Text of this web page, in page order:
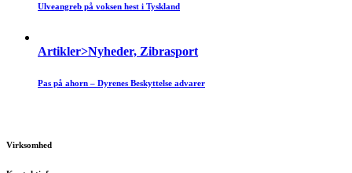
Ulveangreb på voksen hest i Tyskland
Artikler>Nyheder, Zibrasport
Pas på ahorn – Dyrenes Beskyttelse advarer
Virksomhed